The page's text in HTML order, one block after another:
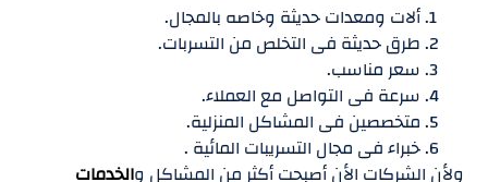
ألات ومعدات حديثة وخاصه بالمجال.
طرق حديثة فى التخلص من التسربات.
سعر مناسب.
سرعة فى التواصل مع العملاء.
متخصصين فى المشاكل المنزلية.
خبراء فى مجال التسريبات المائية .
ولأن الشركات الأن أصبحت أكثر من المشاكل والخدمات